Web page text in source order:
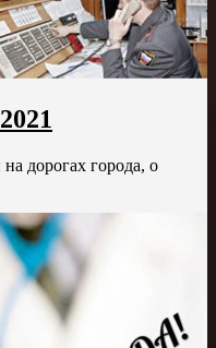
дорогах города, о